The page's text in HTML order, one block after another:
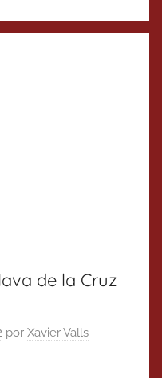
de la Cruz
por Xavier Valls